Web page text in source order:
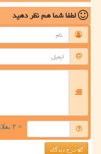
لطفا شما همنظر دهید
= ۲ بعلاوه ۳
درج دیدگاه